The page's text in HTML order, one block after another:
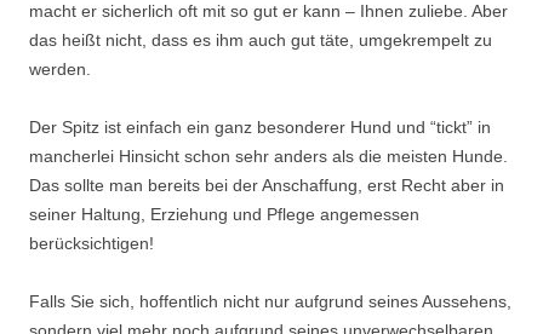
macht er sicherlich oft mit so gut er kann – Ihnen zuliebe. Aber
das heißt nicht, dass es ihm auch gut täte, umgekrempelt zu
werden.
Der Spitz ist einfach ein ganz besonderer Hund und “tickt” in
mancherlei Hinsicht schon sehr anders als die meisten Hunde.
Das sollte man bereits bei der Anschaffung, erst Recht aber in
seiner Haltung, Erziehung und Pflege angemessen
berücksichtigen!
Falls Sie sich, hoffentlich nicht nur aufgrund seines Aussehens,